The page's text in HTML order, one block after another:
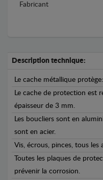
Fabricant
Description technique:
Le cache métallique
Le cache de protection est
épaisseur de 3 mm.
Les boucliers sont en
sont en acier.
Vis, écrous, pinces, tous
Toutes les plaques de
prévenir la corrosion.